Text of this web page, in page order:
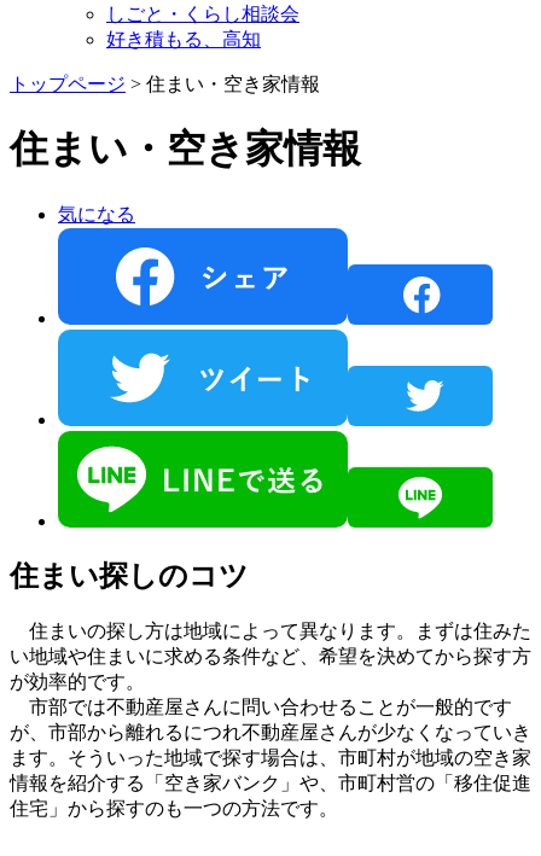
しごと・くらし相談会
好き積もる、高知
トップページ > 住まい・空き家情報
住まい・空き家情報
気になる
住まい探しのコツ
住まいの探し方は地域によって異なります。まずは住みた
い地域や住まいに求める条件など、希望を決めてから探す方
が効率的です。
市部では不動産屋さんに問い合わせることが一般的です
が、市部から離れるにつれ不動産屋さんが少なくなっていき
ます。そういった地域で探す場合は、市町村が地域の空き家
情報を紹介する「空き家バンク」や、市町村営の「移住促進
住宅」から探すのも一つの方法です。